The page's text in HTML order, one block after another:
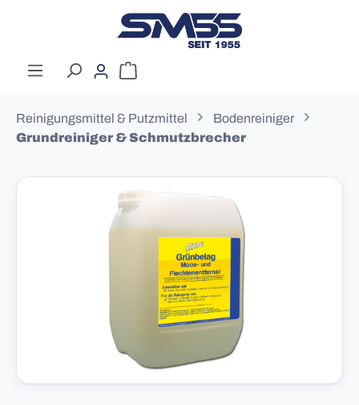
Zum Hauptinhalt springen
Warenkorb enthält 0 Positionen. Der
Reinigungsmittel & Putzmittel
Bodenreiniger
Grundreiniger & Schmutzbrecher
Bildergalerie überspringen